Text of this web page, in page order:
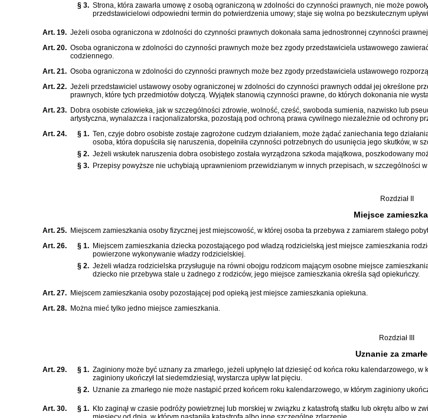
§ 3. Strona, która zawarła umowę z osobą ograniczoną w zdolności do czynności prawnych, nie może
przedstawicielowi odpowiedni termin do potwierdzenia umowy; staje się wolna po bezskutecznym
Art. 19. Jeżeli osoba ograniczona w zdolności do czynności prawnych dokonała sama jednostronnej czynności
Art. 20. Osoba ograniczona w zdolności do czynności prawnych może bez zgody przedstawiciela ustawowego
codziennego.
Art. 21. Osoba ograniczona w zdolności do czynności prawnych może bez zgody przedstawiciela ustawowego
Art. 22. Jeżeli przedstawiciel ustawowy osoby ograniczonej w zdolności do czynności prawnych oddał jej określone
prawnych, które tych przedmiotów dotyczą. Wyjątek stanowią czynności prawne, do których dokonania nie
Art. 23. Dobra osobiste człowieka, jak w szczególności zdrowie, wolność, cześć, swoboda sumienia, nazwisko lub
artystyczna, wynalazcza i racjonalizatorska, pozostają pod ochroną prawa cywilnego niezależnie od ochrony
Art. 24.
§ 1. Ten, czyje dobro osobiste zostaje zagrożone cudzym działaniem, może żądać zaniechania tego
osoba, która dopuściła się naruszenia, dopełniła czynności potrzebnych do usunięcia jego skutków, w
§ 2. Jeżeli wskutek naruszenia dobra osobistego została wyrządzona szkoda majątkowa, poszkodowany
§ 3. Przepisy powyższe nie uchybiają uprawnieniom przewidzianym w innych przepisach, w szczególności
Rozdział II
Miejsce
Art. 25. Miejscem zamieszkania osoby fizycznej jest miejscowość, w której osoba ta przebywa z zamiarem stałego
Art. 26.
§ 1. Miejscem zamieszkania dziecka pozostającego pod władzą rodzicielską jest miejsce zamieszkania
powierzone wykonywanie władzy rodzicielskiej.
§ 2. Jeżeli władza rodzicielska przysługuje na równi obojgu rodzicom mającym osobne miejsce
dziecko nie przebywa stale u żadnego z rodziców, jego miejsce zamieszkania określa sąd opiekuńczy.
Art. 27. Miejscem zamieszkania osoby pozostającej pod opieką jest miejsce zamieszkania opiekuna.
Art. 28. Można mieć tylko jedno miejsce zamieszkania.
Rozdział III
Uznanie za
Art. 29. § 1. Zaginiony może być uznany za zmarłego, jeżeli upłynęło lat dziesięć od końca roku kalendarzowego,
zaginiony ukończył lat siedemdziesiąt, wystarcza upływ lat pięciu.
§ 2. Uznanie za zmarłego nie może nastąpić przed końcem roku kalendarzowego, w którym zaginiony
Art. 30. § 1. Kto zaginął w czasie podróży powietrznej lub morskiej w związku z katastrofą statku lub okrętu albo w